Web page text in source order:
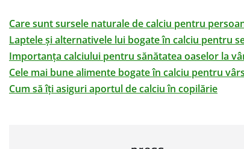
Care sunt sursele naturale de calciu pentru
Laptele și alternativele lui bogate în calciu pentru
Importanța calciului pentru sănătatea oaselor la
Cele mai bune alimente bogate în calciu pentru
Cum să îți asiguri aportul de calciu în copilărie